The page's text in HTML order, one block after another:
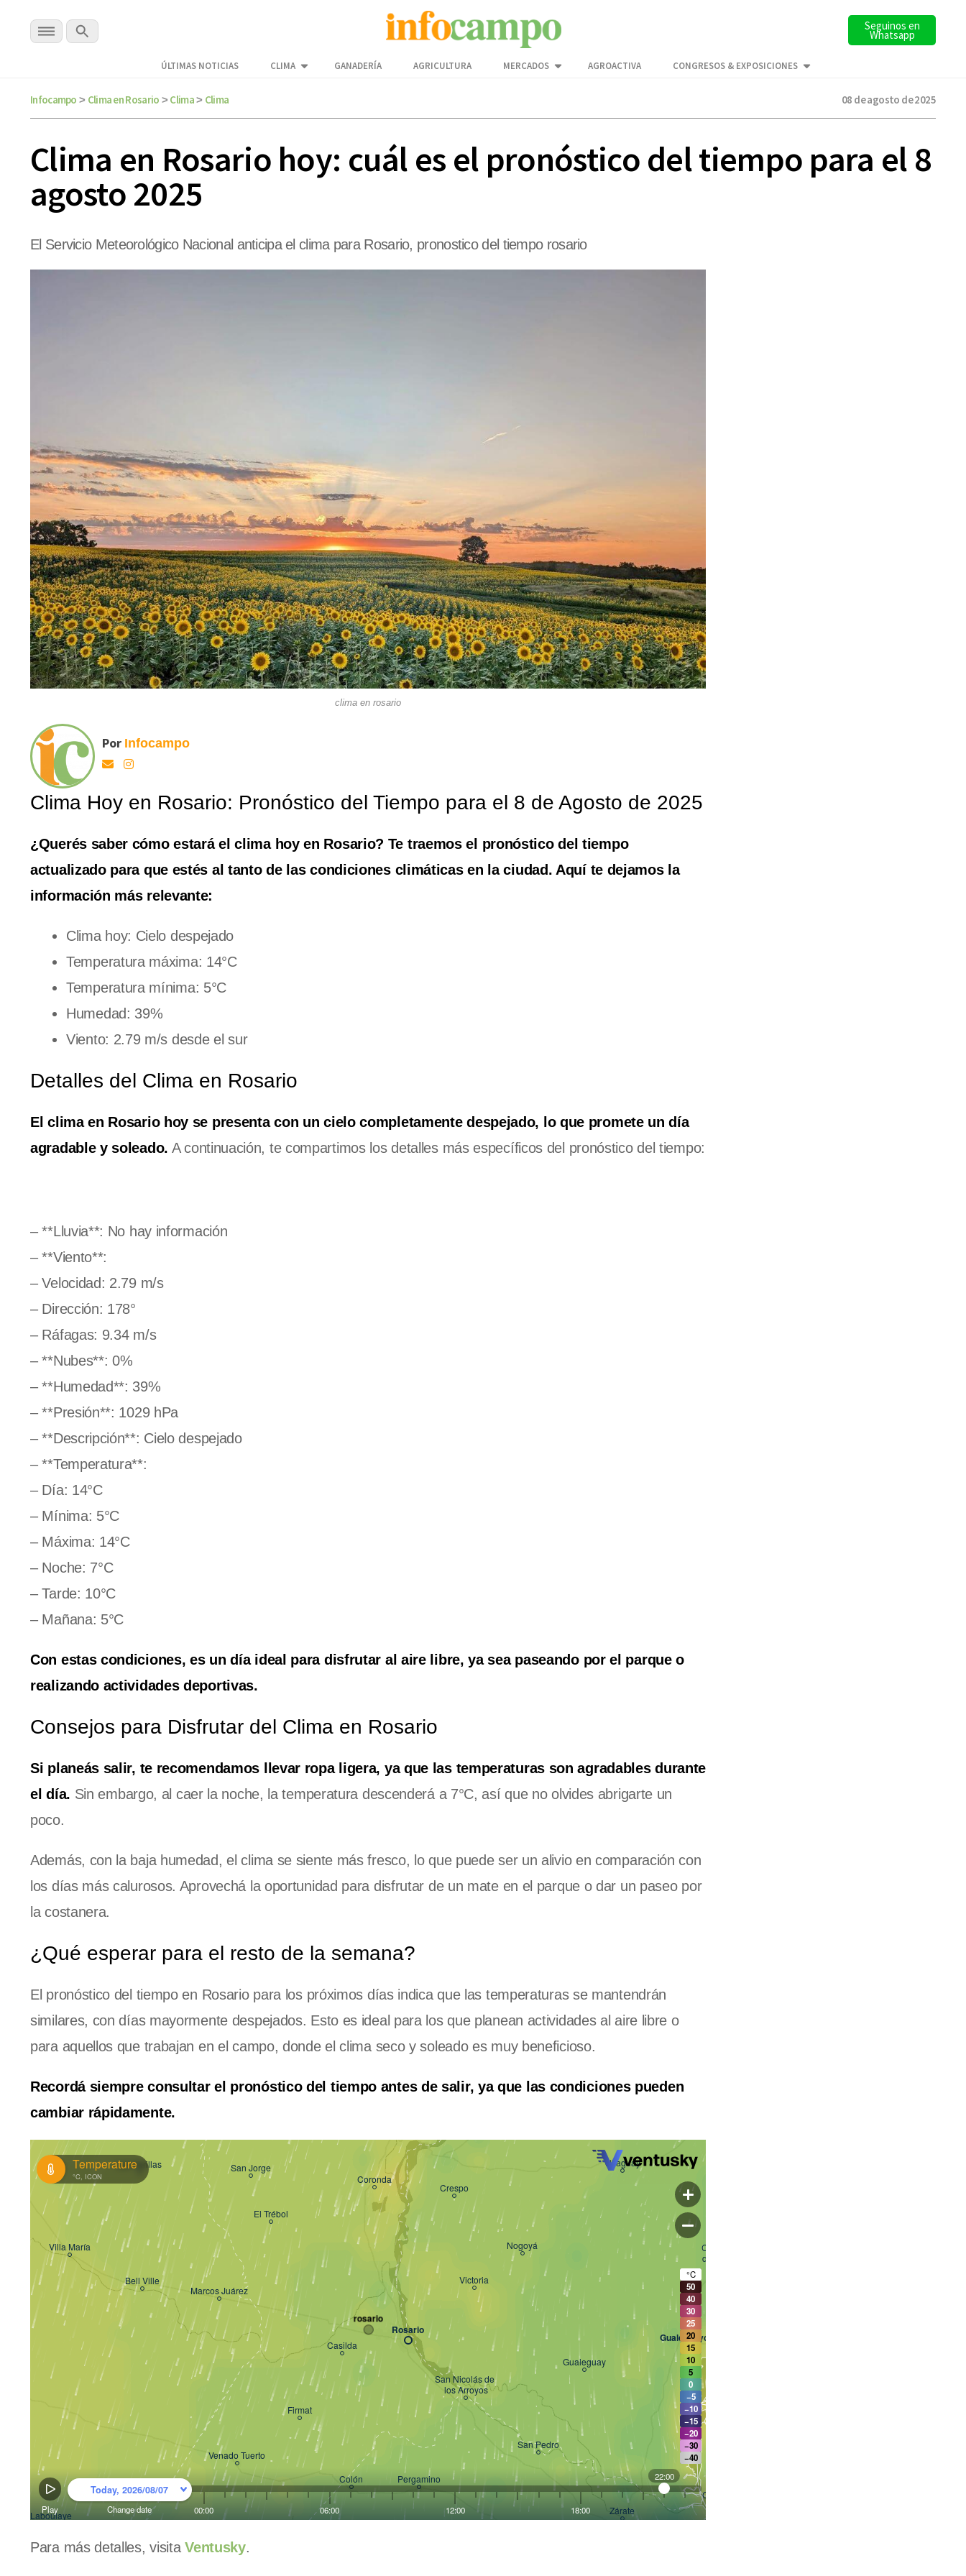
Seguinos en
Whatsapp
ÚLTIMAS NOTICIAS CLIMA GANADERÍA AGRICULTURA MERCADOS AGROACTIVA CONGRESOS & EXPOSICIONES
Infocampo > Clima en Rosario > Clima> Clima 08 de agosto de 2025
Clima en Rosario hoy: cuál es el pronóstico del tiempo para el 8
agosto 2025
El Servicio Meteorológico Nacional anticipa el clima para Rosario, pronostico del tiempo rosario
clima en rosario
Por Infocampo
Clima Hoy en Rosario: Pronóstico del Tiempo para el 8 de Agosto de 2025
¿Querés saber cómo estará el clima hoy en Rosario? Te traemos el pronóstico del tiempo
actualizado para que estés al tanto de las condiciones climáticas en la ciudad. Aquí te dejamos la
información más relevante:
Clima hoy: Cielo despejado
Temperatura máxima: 14°C
Temperatura mínima: 5°C
Humedad: 39%
Viento: 2.79 m/s desde el sur
Detalles del Clima en Rosario
El clima en Rosario hoy se presenta con un cielo completamente despejado, lo que promete un día
agradable y soleado. A continuación, te compartimos los detalles más específicos del pronóstico del tiempo:
– **Lluvia**: No hay información
– **Viento**:
– Velocidad: 2.79 m/s
– Dirección: 178°
– Ráfagas: 9.34 m/s
– **Nubes**: 0%
– **Humedad**: 39%
– **Presión**: 1029 hPa
– **Descripción**: Cielo despejado
– **Temperatura**:
– Día: 14°C
– Mínima: 5°C
– Máxima: 14°C
– Noche: 7°C
– Tarde: 10°C
– Mañana: 5°C
Con estas condiciones, es un día ideal para disfrutar al aire libre, ya sea paseando por el parque o
realizando actividades deportivas.
Consejos para Disfrutar del Clima en Rosario
Si planeás salir, te recomendamos llevar ropa ligera, ya que las temperaturas son agradables durante
el día. Sin embargo, al caer la noche, la temperatura descenderá a 7°C, así que no olvides abrigarte un
poco.
Además, con la baja humedad, el clima se siente más fresco, lo que puede ser un alivio en comparación con
los días más calurosos. Aprovechá la oportunidad para disfrutar de un mate en el parque o dar un paseo por
la costanera.
¿Qué esperar para el resto de la semana?
El pronóstico del tiempo en Rosario para los próximos días indica que las temperaturas se mantendrán
similares, con días mayormente despejados. Esto es ideal para los que planean actividades al aire libre o
para aquellos que trabajan en el campo, donde el clima seco y soleado es muy beneficioso.
Recordá siempre consultar el pronóstico del tiempo antes de salir, ya que las condiciones pueden
cambiar rápidamente.
Para más detalles, visitaVentusky.